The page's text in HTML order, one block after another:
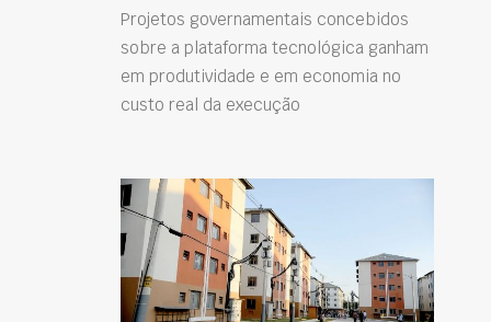
Projetos governamentais concebidos
sobre a plataforma tecnológica ganham
em produtividade e em economia no
custo real da execução